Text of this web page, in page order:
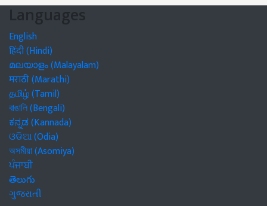
Languages
English
हिंदी (Hindi)
മലയാളം (Malayalam)
मराठी (Marathi)
தமிழ் (Tamil)
বাঙালি (Bengali)
ಕನ್ನಡ (Kannada)
ଓଡିଆ (Odia)
অসমীয়া (Asomiya)
ਪੰਜਾਬੀ
తెలుగు
ગુજરાતી